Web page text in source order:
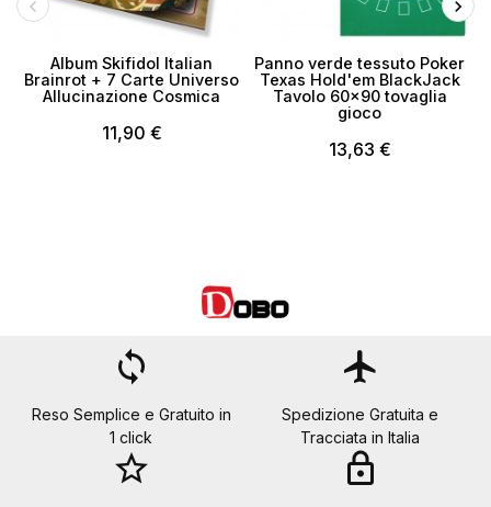
Album Skifidol Italian
Brainrot + 7 Carte Universo
Allucinazione Cosmica
11,90 €
Panno verde tessuto Poker
Texas Hold'em BlackJack
Tavolo 60x90 tovaglia
gioco
13,63 €
loop
Reso Semplice e Gratuito in
1 click
flight
Spedizione Gratuita e
Tracciata in Italia
star_border lock